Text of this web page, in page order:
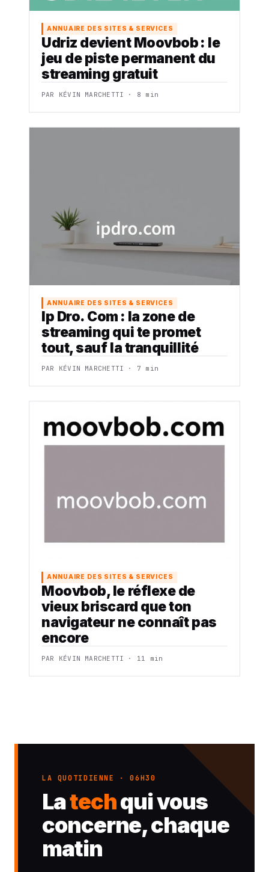
ANNUAIRE DES SITES & SERVICES
Udriz devient Moovbob : le
jeu de piste permanent du
streaming gratuit
PAR KÉVIN MARCHETTI · 8 min
ANNUAIRE DES SITES & SERVICES
Ip Dro. Com : la zone de
streaming qui te promet
tout, sauf la tranquillité
PAR KÉVIN MARCHETTI · 7 min
ANNUAIRE DES SITES & SERVICES
Moovbob, le réflexe de
vieux briscard que ton
navigateur ne connaît pas
encore
PAR KÉVIN MARCHETTI · 11 min
LA QUOTIDIENNE · 06H30
Latechqui vous
concerne, chaque
matin